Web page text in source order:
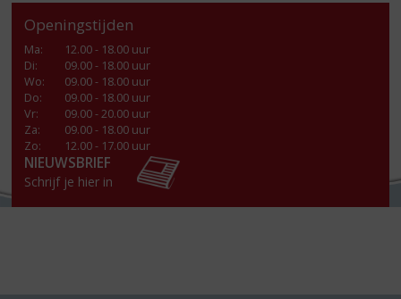
Openingstijden
Ma:
12.00 - 18.00 uur
Di:
09.00 - 18.00 uur
Wo:
09.00 - 18.00 uur
Do:
09.00 - 18.00 uur
Vr:
09.00 - 20.00 uur
Za:
09.00 - 18.00 uur
Zo:
12.00 - 17.00 uur
NIEUWSBRIEF
Schrijf je hier in